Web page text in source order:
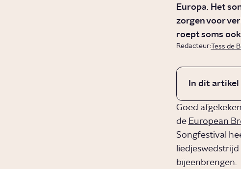
Europa. Het
zorgen voor
roept soms
Redacteur:Tess de
In dit artikel
Goed
de European
Songfestival
bijeenbrengen.